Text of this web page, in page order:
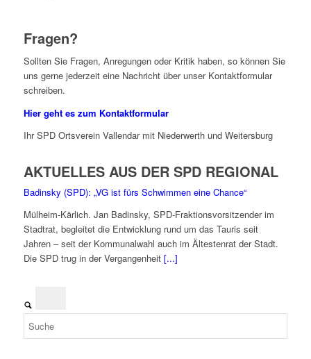
Fragen?
Sollten Sie Fragen, Anregungen oder Kritik haben, so können Sie
uns gerne jederzeit eine Nachricht über unser Kontaktformular
schreiben.
Hier geht es zum Kontaktformular
Ihr SPD Ortsverein Vallendar mit Niederwerth und Weitersburg
AKTUELLES AUS DER SPD REGIONAL
Badinsky (SPD): „VG ist fürs Schwimmen eine Chance“
Mülheim-Kärlich. Jan Badinsky, SPD-Fraktionsvorsitzender im
Stadtrat, begleitet die Entwicklung rund um das Tauris seit
Jahren – seit der Kommunalwahl auch im Ältestenrat der Stadt.
Die SPD trug in der Vergangenheit [...]